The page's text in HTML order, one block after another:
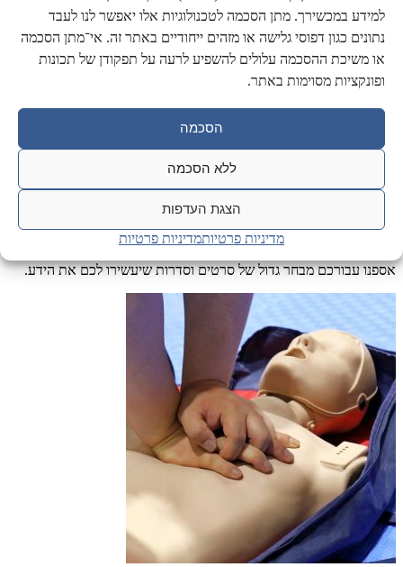
למידע במכשירך. מתן הסכמה לטכנולוגיות אלו יאפשר לנו לעבד
נתונים כגון דפוסי גלישה או מזהים ייחודיים באתר זה. אי־מתן הסכמה
או משיכת ההסכמה עלולים להשפיע לרעה על תפקודן של תכונות
ופונקציות מסוימות באתר.
הסכמה
ללא הסכמה
הצגת העדפות
מדיניות פרטיותמדיניות פרטיות סרטים וסדרות
אספנו עבורכם מבחר גדול של סרטים וסדרות שיעשירו לכם את הידע.